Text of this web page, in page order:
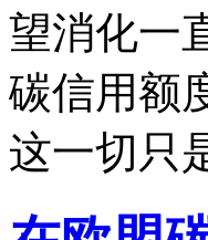
望消化一
碳信用额
这一切只